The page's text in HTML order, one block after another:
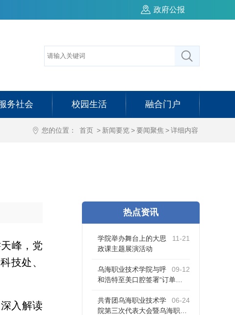
政府公报
务社会 校园生活 融合门户
您的位置： 首页 > 新闻要览>要闻聚焦 >详细内容
热点资讯
11-21
学院举办舞台上的大思
政课主题展演活动
09-12
乌海职业技术学院与呼
和浩特至美口腔签署“订单…
06-24
共青团乌海职业技术学
院第三次代表大会暨乌海职…
峰，党
技处、
入解读